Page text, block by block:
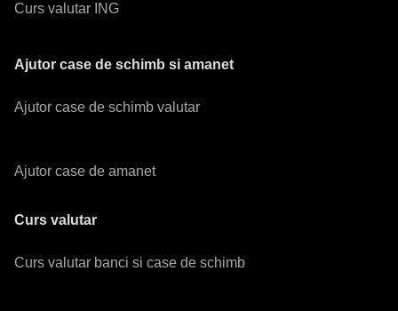
Curs valutar ING
Ajutor case de schimb si amanet
Ajutor case de schimb valutar
Ajutor case de amanet
Curs valutar
Curs valutar banci si case de schimb